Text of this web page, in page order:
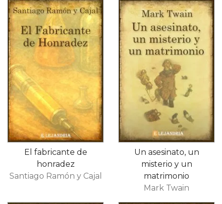
El fabricante de
honradez
Santiago Ramón y Cajal
Un asesinato, un
misterio y un
matrimonio
Mark Twain